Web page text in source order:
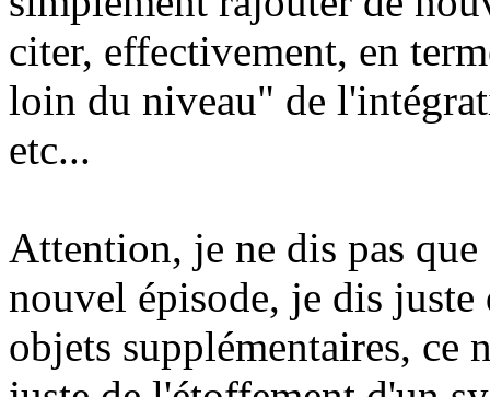
citer, effectivement, en
loin du niveau" de
etc...
Attention, je ne dis pas
nouvel épisode, je dis
objets supplémentaires, ce